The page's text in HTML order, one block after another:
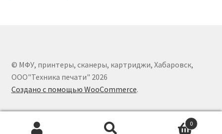
© МФУ, принтеры, сканеры, картриджи, Хабаровск,
ООО"Техника печати" 2026
Создано с помощью WooCommerce.
0